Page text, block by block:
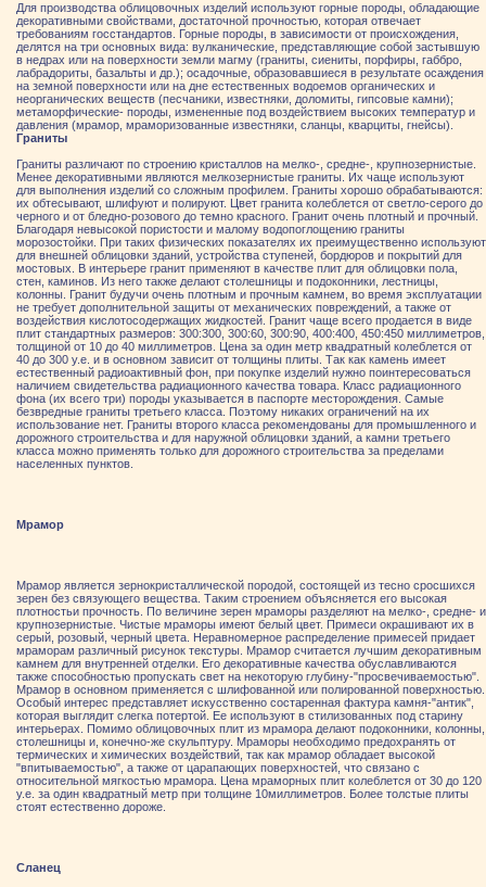
Для производства облицовочных изделий используют горные породы, обладающие
декоративными свойствами, достаточной прочностью, которая отвечает
требованиям госстандартов. Горные породы, в зависимости от происхождения,
делятся на три основных вида: вулканические, представляющие собой застывшую
в недрах или на поверхности земли магму (граниты, сиениты, порфиры, габбро,
лабрадориты, базальты и др.); осадочные, образовавшиеся в результате осаждения
на земной поверхности или на дне естественных водоемов органических и
неорганических веществ (песчаники, известняки, доломиты, гипсовые камни);
метаморфические- породы, измененные под воздействием высоких температур и
давления (мрамор, мраморизованные известняки, сланцы, кварциты, гнейсы).
Граниты
Граниты различают по строению кристаллов на мелко-, средне-, крупнозернистые.
Менее декоративными являются мелкозернистые граниты. Их чаще используют
для выполнения изделий со сложным профилем. Граниты хорошо обрабатываются:
их обтесывают, шлифуют и полируют. Цвет гранита колеблется от светло-серого до
черного и от бледно-розового до темно красного. Гранит очень плотный и прочный.
Благодаря невысокой пористости и малому водопоглощению граниты
морозостойки. При таких физических показателях их преимущественно используют
для внешней облицовки зданий, устройства ступеней, бордюров и покрытий для
мостовых. В интерьере гранит применяют в качестве плит для облицовки пола,
стен, каминов. Из него также делают столешницы и подоконники, лестницы,
колонны. Гранит будучи очень плотным и прочным камнем, во время эксплуатации
не требует дополнительной защиты от механических повреждений, а также от
воздействия кислотосодержащих жидкостей. Гранит чаще всего продается в виде
плит стандартных размеров: 300:300, 300:60, 300:90, 400:400, 450:450 миллиметров,
толщиной от 10 до 40 миллиметров. Цена за один метр квадратный колеблется от
40 до 300 у.е. и в основном зависит от толщины плиты. Так как камень имеет
естественный радиоактивный фон, при покупке изделий нужно поинтересоваться
наличием свидетельства радиационного качества товара. Класс радиационного
фона (их всего три) породы указывается в паспорте месторождения. Самые
безвредные граниты третьего класса. Поэтому никаких ограничений на их
использование нет. Граниты второго класса рекомендованы для промышленного и
дорожного строительства и для наружной облицовки зданий, а камни третьего
класса можно применять только для дорожного строительства за пределами
населенных пунктов.
Мрамор
Мрамор является зернокристаллической породой, состоящей из тесно сросшихся
зерен без связующего вещества. Таким строением объясняется его высокая
плотностьи прочность. По величине зерен мраморы разделяют на мелко-, средне- и
крупнозернистые. Чистые мраморы имеют белый цвет. Примеси окрашивают их в
серый, розовый, черный цвета. Неравномерное распределение примесей придает
мраморам различный рисунок текстуры. Мрамор считается лучшим декоративным
камнем для внутренней отделки. Его декоративные качества обуславливаются
также способностью пропускать свет на некоторую глубину-"просвечиваемостью".
Мрамор в основном применяется с шлифованной или полированной поверхностью.
Особый интерес представляет искусственно состаренная фактура камня-"антик",
которая выглядит слегка потертой. Ее используют в стилизованных под старину
интерьерах. Помимо облицовочных плит из мрамора делают подоконники, колонны,
столешницы и, конечно-же скульптуру. Мраморы необходимо предохранять от
термических и химических воздействий, так как мрамор обладает высокой
"впитываемостью", а также от царапающих поверхностей, что связано с
относительной мягкостью мрамора. Цена мраморных плит колеблется от 30 до 120
у.е. за один квадратный метр при толщине 10миллиметров. Более толстые плиты
стоят естественно дороже.
Сланец